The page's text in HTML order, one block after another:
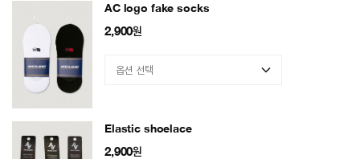
AC logo fake socks
2,900원
Elastic shoelace
2,900원